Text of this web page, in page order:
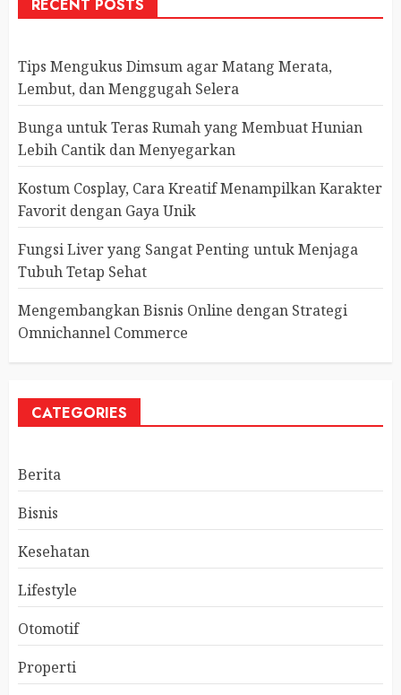
RECENT POSTS
Tips Mengukus Dimsum agar Matang Merata,
Lembut, dan Menggugah Selera
Bunga untuk Teras Rumah yang Membuat Hunian
Lebih Cantik dan Menyegarkan
Kostum Cosplay, Cara Kreatif Menampilkan Karakter
Favorit dengan Gaya Unik
Fungsi Liver yang Sangat Penting untuk Menjaga
Tubuh Tetap Sehat
Mengembangkan Bisnis Online dengan Strategi
Omnichannel Commerce
CATEGORIES
Berita
Bisnis
Kesehatan
Lifestyle
Otomotif
Properti